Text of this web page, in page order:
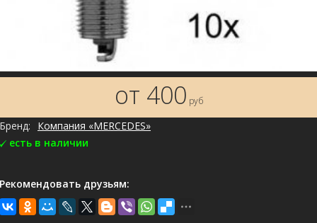
от 400 руб
Бренд:
Компания «MERCEDES»
есть в наличии
Рекомендовать друзьям: